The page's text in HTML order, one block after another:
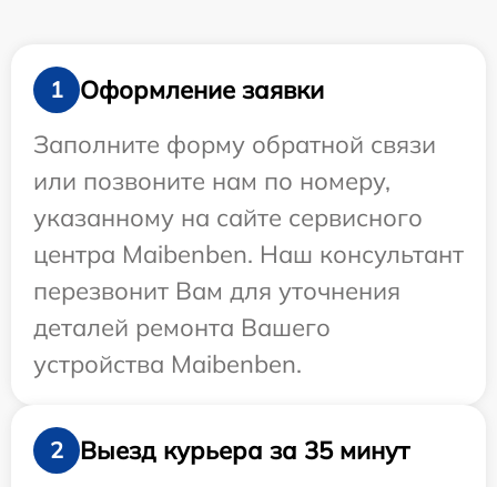
1
Оформление заявки
Заполните форму обратной связи
или позвоните нам по номеру,
указанному на сайте сервисного
центра Maibenben. Наш консультант
перезвонит Вам для уточнения
деталей ремонта Вашего
устройства Maibenben.
2 Выезд курьера за 35 минут